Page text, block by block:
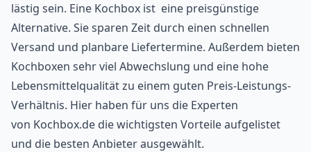
lästig sein. Eine Kochbox ist eine preisgünstige
Alternative. Sie sparen Zeit durch einen schnellen
Versand und planbare Liefertermine. Außerdem bieten
Kochboxen sehr viel Abwechslung und eine hohe
Lebensmittelqualität zu einem guten Preis-Leistungs-
Verhältnis. Hier haben für uns die Experten
von Kochbox.de die wichtigsten Vorteile aufgelistet
und die besten Anbieter ausgewählt.